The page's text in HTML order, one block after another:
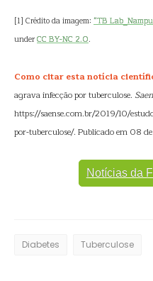
[1] Crédito da imagem: “TB
underCC BY-NC 2.0.
Como citar esta notícia
agrava infecção por tuberculose.
https://saense.com.br/2019/10/
por-tuberculose/. Publicado em 08
Notícias da
Diabetes Tuberculose